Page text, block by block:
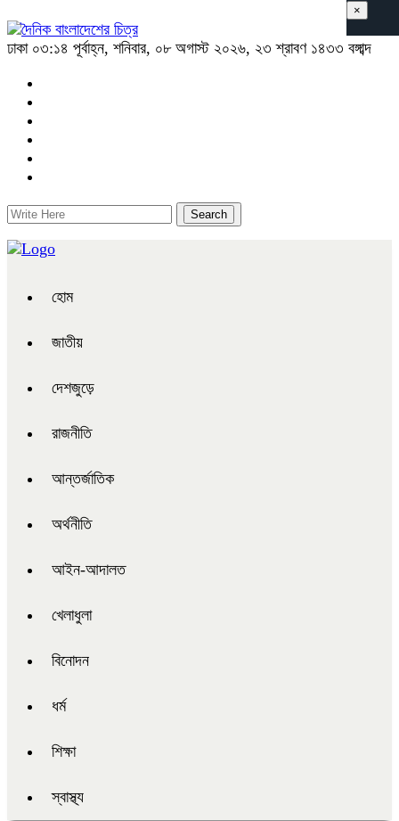
ঢাকা ০৩:১৪ পূর্বাহ্ন, শনিবার, ০৮ অগাস্ট ২০২৬, ২৩ শ্রাবণ ১৪৩৩ বঙ্গাব্দ
হোম
জাতীয়
দেশজুড়ে
রাজনীতি
আন্তর্জাতিক
অর্থনীতি
আইন-আদালত
খেলাধুলা
বিনোদন
ধর্ম
শিক্ষা
স্বাস্থ্য
×